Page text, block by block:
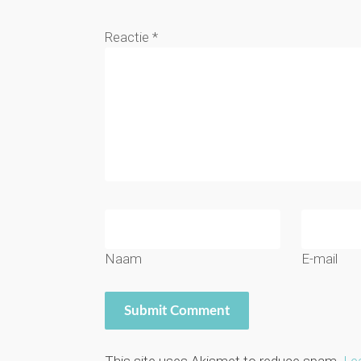
Reactie*
Naam E-mail